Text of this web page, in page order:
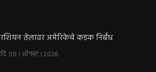
रशियन तेलावर अमेरिकेचे कडक निर्बंध
दि. 08 । ऑगस्ट । 2026